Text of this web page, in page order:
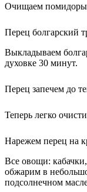
Очищаем помидоры
Перец болгарский
Выкладываем
духовке 30 минут.
Перец запечем до
Теперь легко
Нарежем перец на
Все овощи:
обжарим в
подсолнечном